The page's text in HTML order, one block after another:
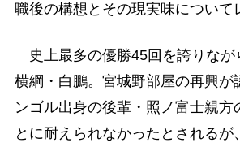
職後の構想とその現実味について
史上最多の優勝45回を誇りなが
横綱・白鵬。宮城野部屋の再興が
ンゴル出身の後輩・照ノ富士親方
とに耐えられなかったとされるが